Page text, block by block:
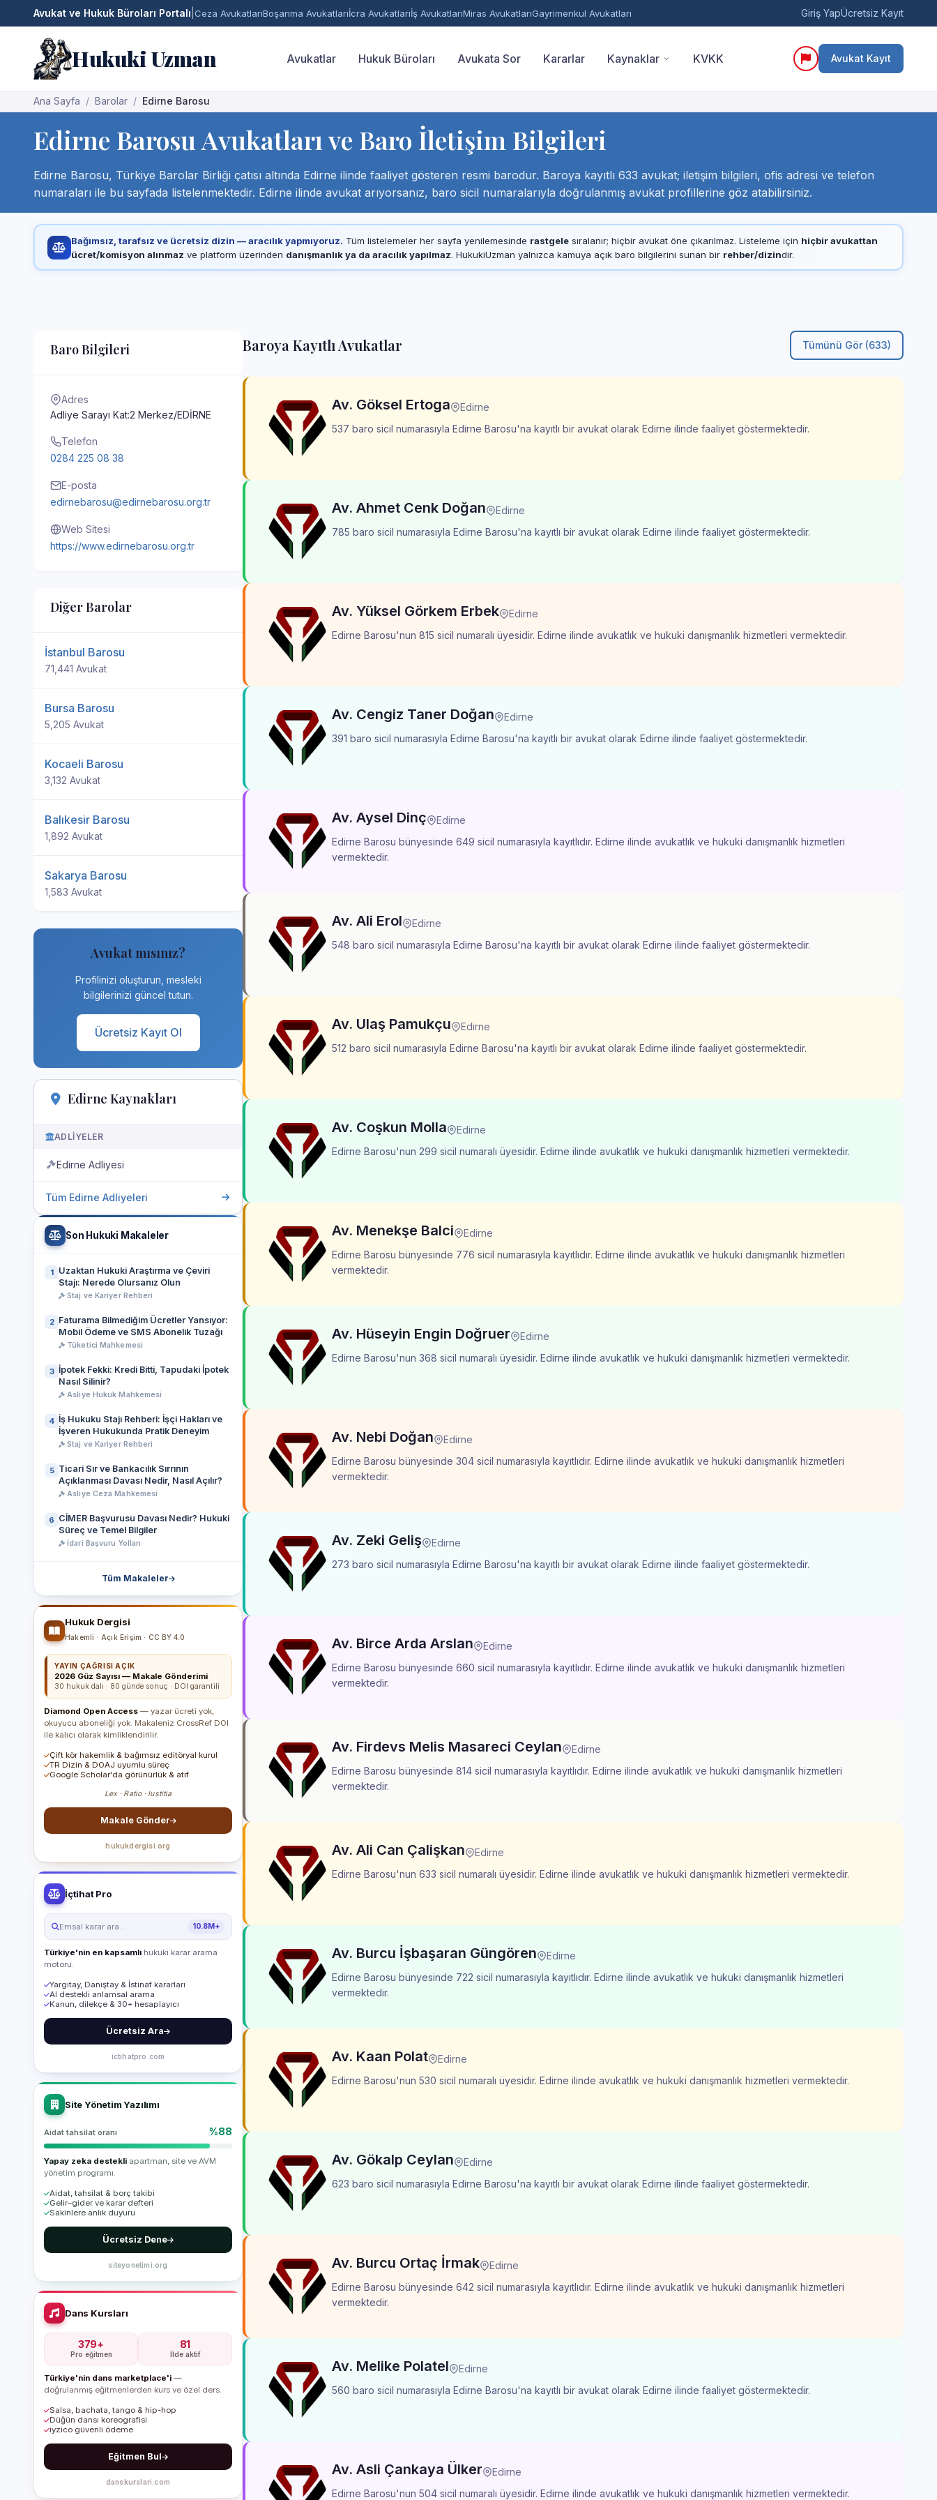
Avukat ve Hukuk Büroları Portalı Ceza AvukatlarıBoşanma Avukatlarıİcra Avukatlarıİş AvukatlarıMiras AvukatlarıGayrimenkul Avukatları Giriş YapÜcretsiz Kayıt
Hukuki Uzman Avukatlar Hukuk Büroları Avukata Sor Kararlar Kaynaklar KVKK Avukat Kayıt
Ana Sayfa Barolar Edirne Barosu
Edirne Barosu Avukatları ve Baro İletişim Bilgileri
Edirne Barosu, Türkiye Barolar Birliği çatısı altında Edirne ilinde faaliyet gösteren resmi barodur. Baroya kayıtlı 633 avukat; iletişim bilgileri, ofis adresi ve telefon
numaraları ile bu sayfada listelenmektedir. Edirne ilinde avukat arıyorsanız, baro sicil numaralarıyla doğrulanmış avukat profillerine göz atabilirsiniz.
Bağımsız, tarafsız ve ücretsiz dizin — aracılık yapmıyoruz. Tüm listelemeler her sayfa yenilemesinde rastgelesıralanır; hiçbir avukat öne çıkarılmaz. Listeleme için hiçbir avukattan
ücret/komisyon alınmaz ve platform üzerinden danışmanlık ya da aracılık yapılmaz. HukukiUzman yalnızca kamuya açık baro bilgilerini sunan bir rehber/dizindir.
Baro Bilgileri
Adres
Adliye Sarayı Kat:2 Merkez/EDİRNE
Telefon
0284 225 08 38
E-posta
edirnebarosu@edirnebarosu.org.tr
Web Sitesi
https://www.edirnebarosu.org.tr
Diğer Barolar
İstanbul Barosu
71,441 Avukat
Bursa Barosu
5,205 Avukat
Kocaeli Barosu
3,132 Avukat
Balıkesir Barosu
1,892 Avukat
Sakarya Barosu
1,583 Avukat
Avukat mısınız?
Profilinizi oluşturun, mesleki
bilgilerinizi güncel tutun.
Ücretsiz Kayıt Ol
Edirne Kaynakları
ADLIYELER
Edirne Adliyesi
Tüm Edirne Adliyeleri
Son Hukuki Makaleler
1
Uzaktan Hukuki Araştırma ve Çeviri
Stajı: Nerede Olursanız Olun
Staj ve Kariyer Rehberi
2 Faturama Bilmediğim Ücretler Yansıyor:
Mobil Ödeme ve SMS Abonelik Tuzağı
Tüketici Mahkemesi
3 İpotek Fekki: Kredi Bitti, Tapudaki İpotek
Nasıl Silinir?
Asliye Hukuk Mahkemesi
4 İş Hukuku Stajı Rehberi: İşçi Hakları ve
İşveren Hukukunda Pratik Deneyim
Staj ve Kariyer Rehberi
5 Ticari Sır ve Bankacılık Sırrının
Açıklanması Davası Nedir, Nasıl Açılır?
Asliye Ceza Mahkemesi
6 CİMER Başvurusu Davası Nedir? Hukuki
Süreç ve Temel Bilgiler
İdari Başvuru Yolları
Tüm Makaleler
Hukuk Dergisi
Hakemli · Açık Erişim · CC BY 4.0
YAYIN ÇAĞRISI AÇIK
2026 Güz Sayısı — Makale Gönderimi
30 hukuk dalı · 80 günde sonuç · DOI garantili
Diamond Open Access — yazar ücreti yok,
okuyucu aboneliği yok. Makaleniz CrossRef DOI
ile kalıcı olarak kimliklendirilir.
Çift kör hakemlik & bağımsız editöryal kurul
TR Dizin & DOAJ uyumlu süreç
Google Scholar'da görünürlük & atıf
Lex · Ratio · Iustitia
Makale Gönder
hukukdergisi.org
İçtihat Pro
Emsal karar ara… 10.8M+
Türkiye'nin en kapsamlı hukuki karar arama
motoru.
Yargıtay, Danıştay & İstinaf kararları
AI destekli anlamsal arama
Kanun, dilekçe & 30+ hesaplayıcı
Ücretsiz Ara
ictihatpro.com
Site Yönetim Yazılımı
Aidat tahsilat oranı %88
Yapay zeka destekli apartman, site ve AVM
yönetim programı.
Aidat, tahsilat & borç takibi
Gelir–gider ve karar defteri
Sakinlere anlık duyuru
Ücretsiz Dene
siteyonetimi.org
Dans Kursları
379+
Pro eğitmen
81
İlde aktif
Türkiye'nin dans marketplace'i —
doğrulanmış eğitmenlerden kurs ve özel ders.
Salsa, bachata, tango & hip-hop
Düğün dansı koreografisi
iyzico güvenli ödeme
Eğitmen Bul
danskurslari.com
Baroya Kayıtlı Avukatlar Tümünü Gör (633)
Av. Göksel Ertoga
Edirne
537 baro sicil numarasıyla Edirne Barosu'na kayıtlı bir avukat olarak Edirne ilinde faaliyet göstermektedir.
Av. Ahmet Cenk Doğan
Edirne
785 baro sicil numarasıyla Edirne Barosu'na kayıtlı bir avukat olarak Edirne ilinde faaliyet göstermektedir.
Av. Yüksel Görkem Erbek
Edirne
Edirne Barosu'nun 815 sicil numaralı üyesidir. Edirne ilinde avukatlık ve hukuki danışmanlık hizmetleri vermektedir.
Av. Cengiz Taner Doğan
Edirne
391 baro sicil numarasıyla Edirne Barosu'na kayıtlı bir avukat olarak Edirne ilinde faaliyet göstermektedir.
Av. Aysel Dinç
Edirne
Edirne Barosu bünyesinde 649 sicil numarasıyla kayıtlıdır. Edirne ilinde avukatlık ve hukuki danışmanlık hizmetleri
vermektedir.
Av. Ali Erol
Edirne
548 baro sicil numarasıyla Edirne Barosu'na kayıtlı bir avukat olarak Edirne ilinde faaliyet göstermektedir.
Av. Ulaş Pamukçu
Edirne
512 baro sicil numarasıyla Edirne Barosu'na kayıtlı bir avukat olarak Edirne ilinde faaliyet göstermektedir.
Av. Coşkun Molla
Edirne
Edirne Barosu'nun 299 sicil numaralı üyesidir. Edirne ilinde avukatlık ve hukuki danışmanlık hizmetleri vermektedir.
Av. Menekşe Balci
Edirne
Edirne Barosu bünyesinde 776 sicil numarasıyla kayıtlıdır. Edirne ilinde avukatlık ve hukuki danışmanlık hizmetleri
vermektedir.
Av. Hüseyin Engin Doğruer
Edirne
Edirne Barosu'nun 368 sicil numaralı üyesidir. Edirne ilinde avukatlık ve hukuki danışmanlık hizmetleri vermektedir.
Av. Nebi Doğan
Edirne
Edirne Barosu bünyesinde 304 sicil numarasıyla kayıtlıdır. Edirne ilinde avukatlık ve hukuki danışmanlık hizmetleri
vermektedir.
Av. Zeki Geliş
Edirne
273 baro sicil numarasıyla Edirne Barosu'na kayıtlı bir avukat olarak Edirne ilinde faaliyet göstermektedir.
Av. Birce Arda Arslan
Edirne
Edirne Barosu bünyesinde 660 sicil numarasıyla kayıtlıdır. Edirne ilinde avukatlık ve hukuki danışmanlık hizmetleri
vermektedir.
Av. Firdevs Melis Masareci Ceylan
Edirne
Edirne Barosu bünyesinde 814 sicil numarasıyla kayıtlıdır. Edirne ilinde avukatlık ve hukuki danışmanlık hizmetleri
vermektedir.
Av. Ali Can Çalişkan
Edirne
Edirne Barosu'nun 633 sicil numaralı üyesidir. Edirne ilinde avukatlık ve hukuki danışmanlık hizmetleri vermektedir.
Av. Burcu İşbaşaran Güngören
Edirne
Edirne Barosu bünyesinde 722 sicil numarasıyla kayıtlıdır. Edirne ilinde avukatlık ve hukuki danışmanlık hizmetleri
vermektedir.
Av. Kaan Polat
Edirne
Edirne Barosu'nun 530 sicil numaralı üyesidir. Edirne ilinde avukatlık ve hukuki danışmanlık hizmetleri vermektedir.
Av. Gökalp Ceylan
Edirne
623 baro sicil numarasıyla Edirne Barosu'na kayıtlı bir avukat olarak Edirne ilinde faaliyet göstermektedir.
Av. Burcu Ortaç İrmak
Edirne
Edirne Barosu bünyesinde 642 sicil numarasıyla kayıtlıdır. Edirne ilinde avukatlık ve hukuki danışmanlık hizmetleri
vermektedir.
Av. Melike Polatel
Edirne
560 baro sicil numarasıyla Edirne Barosu'na kayıtlı bir avukat olarak Edirne ilinde faaliyet göstermektedir.
Av. Asli Çankaya Ülker
Edirne
Edirne Barosu'nun 504 sicil numaralı üyesidir. Edirne ilinde avukatlık ve hukuki danışmanlık hizmetleri vermektedir.